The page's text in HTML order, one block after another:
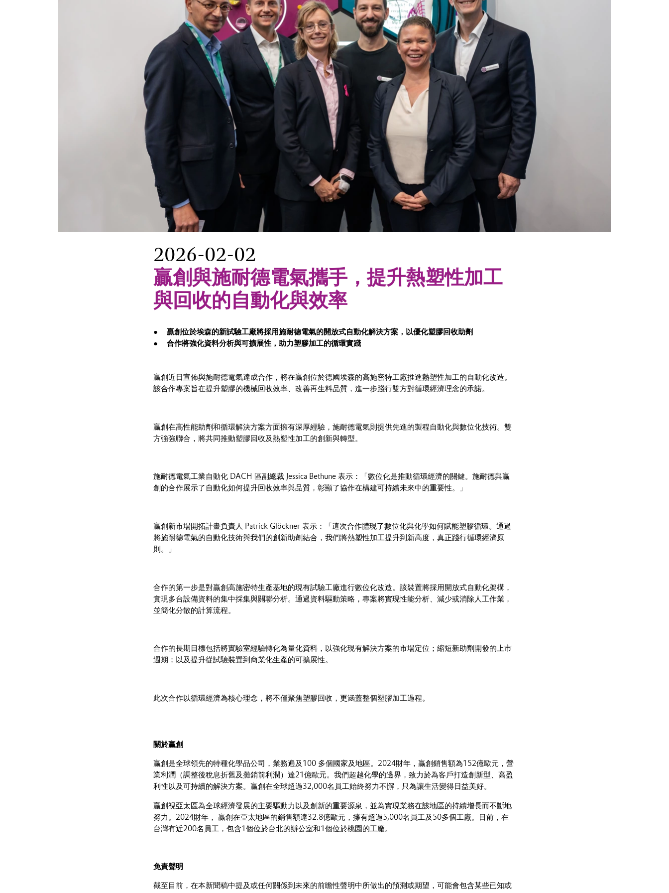
2026-02-02
贏創與施耐德電氣攜手，提升熱塑性加工
與回收的自動化與效率
贏創位於埃森的新試驗工廠將採用施耐德電氣的開放式自動化解決方案，以優化塑膠回收助劑
合作將強化資料分析與可擴展性，助力塑膠加工的循環實踐
贏創近日宣佈與施耐德電氣達成合作，將在贏創位於德國埃森的高施密特工廠推進熱塑性加工的自動化改造。
該合作專案旨在提升塑膠的機械回收效率、改善再生料品質，進一步踐行雙方對循環經濟理念的承諾。
贏創在高性能助劑和循環解決方案方面擁有深厚經驗，施耐德電氣則提供先進的製程自動化與數位化技術。雙
方強強聯合，將共同推動塑膠回收及熱塑性加工的創新與轉型。
施耐德電氣工業自動化 DACH 區副總裁 Jessica Bethune 表示：「數位化是推動循環經濟的關鍵。施耐德與贏
創的合作展示了自動化如何提升回收效率與品質，彰顯了協作在構建可持續未來中的重要性。」
贏創新市場開拓計畫負責人 Patrick Glöckner 表示：「這次合作體現了數位化與化學如何賦能塑膠循環。通過
將施耐德電氣的自動化技術與我們的創新助劑結合，我們將熱塑性加工提升到新高度，真正踐行循環經濟原
則。」
合作的第一步是對贏創高施密特生產基地的現有試驗工廠進行數位化改造。該裝置將採用開放式自動化架構，
實現多台設備資料的集中採集與關聯分析。通過資料驅動策略，專案將實現性能分析、減少或消除人工作業，
並簡化分散的計算流程。
合作的長期目標包括將實驗室經驗轉化為量化資料，以強化現有解決方案的市場定位；縮短新助劑開發的上市
週期；以及提升從試驗裝置到商業化生產的可擴展性。
此次合作以循環經濟為核心理念，將不僅聚焦塑膠回收，更涵蓋整個塑膠加工過程。
關於贏創
贏創是全球領先的特種化學品公司，業務遍及100 多個國家及地區。2024財年，贏創銷售額為152億歐元，營
業利潤（調整後稅息折舊及攤銷前利潤）達21億歐元。我們超越化學的邊界，致力於為客戶打造創新型、高盈
利性以及可持續的解決方案。贏創在全球超過32,000名員工始終努力不懈，只為讓生活變得日益美好。
贏創視亞太區為全球經濟發展的主要驅動力以及創新的重要源泉，並為實現業務在該地區的持續增長而不斷地
努力。2024財年， 贏創在亞太地區的銷售額達32.8億歐元，擁有超過5,000名員工及50多個工廠。目前，在
台灣有近200名員工，包含1個位於台北的辦公室和1個位於桃園的工廠。
免責聲明
截至目前，在本新聞稿中提及或任何關係到未來的前瞻性聲明中所做出的預測或期望，可能會包含某些已知或